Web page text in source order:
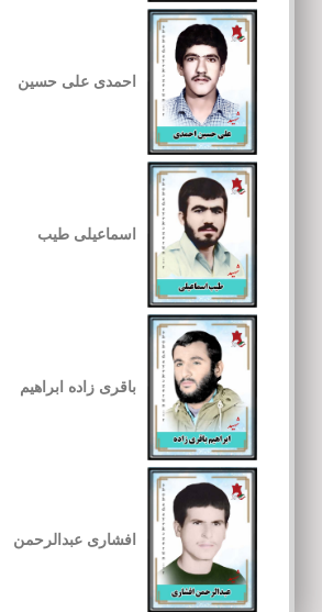
احمدی علی حسین
اسماعیلی طیب
باقری زاده ابراهیم
افشاری عبدالرحمن